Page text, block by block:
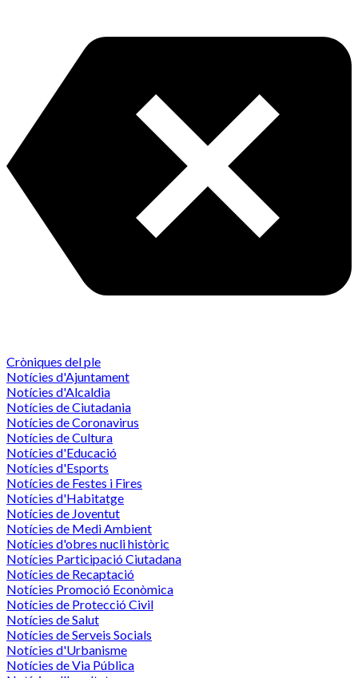
Cròniques del ple
Notícies d'Ajuntament
Notícies d'Alcaldia
Notícies de Ciutadania
Notícies de Coronavirus
Notícies de Cultura
Notícies d'Educació
Notícies d'Esports
Notícies de Festes i Fires
Notícies d'Habitatge
Notícies de Joventut
Notícies de Medi Ambient
Notícies d'obres nucli històric
Notícies Participació Ciutadana
Notícies de Recaptació
Notícies Promoció Econòmica
Notícies de Protecció Civil
Notícies de Salut
Notícies de Serveis Socials
Notícies d'Urbanisme
Notícies de Via Pública